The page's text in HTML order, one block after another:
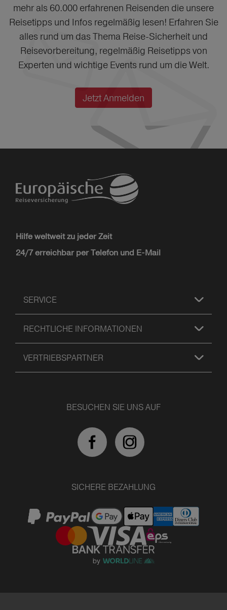
mehr als 60.000 erfahrenen Reisenden die unsere
Reisetipps und Infos regelmäßig lesen! Erfahren Sie
alles rund um das Thema Reise-Sicherheit und
Reisevorbereitung, regelmäßig Reisetipps von
Experten und wichtige Events rund um die Welt.
Jetzt Anmelden
Hilfe weltweit zu jeder Zeit
24/7 erreichbar per Telefon und E-Mail
SERVICE
RECHTLICHE INFORMATIONEN
VERTRIEBSPARTNER
BESUCHEN SIE UNS AUF
SICHERE BEZAHLUNG